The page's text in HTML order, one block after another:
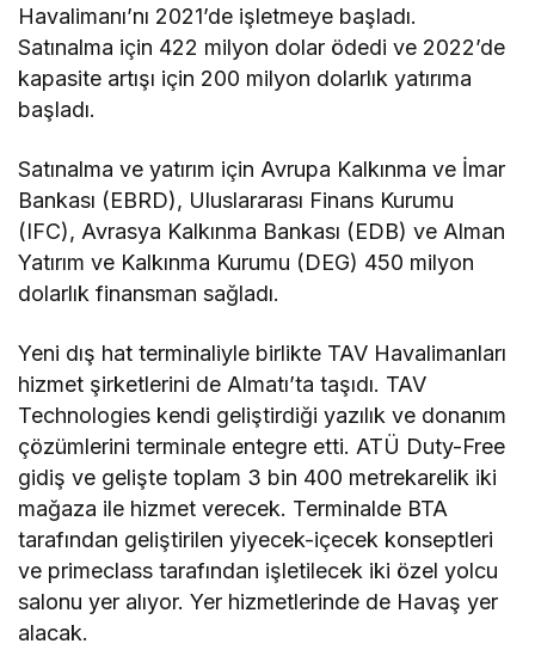
Havalimanı’nı 2021’de işletmeye başladı.
Satınalma için 422 milyon dolar ödedi ve 2022’de
kapasite artışı için 200 milyon dolarlık yatırıma
başladı.
Satınalma ve yatırım için Avrupa Kalkınma ve İmar
Bankası (EBRD), Uluslararası Finans Kurumu
(IFC), Avrasya Kalkınma Bankası (EDB) ve Alman
Yatırım ve Kalkınma Kurumu (DEG) 450 milyon
dolarlık finansman sağladı.
Yeni dış hat terminaliyle birlikte TAV Havalimanları
hizmet şirketlerini de Almatı’ta taşıdı. TAV
Technologies kendi geliştirdiği yazılık ve donanım
çözümlerini terminale entegre etti. ATÜ Duty-Free
gidiş ve gelişte toplam 3 bin 400 metrekarelik iki
mağaza ile hizmet verecek. Terminalde BTA
tarafından geliştirilen yiyecek-içecek konseptleri
ve primeclass tarafından işletilecek iki özel yolcu
salonu yer alıyor. Yer hizmetlerinde de Havaş yer
alacak.